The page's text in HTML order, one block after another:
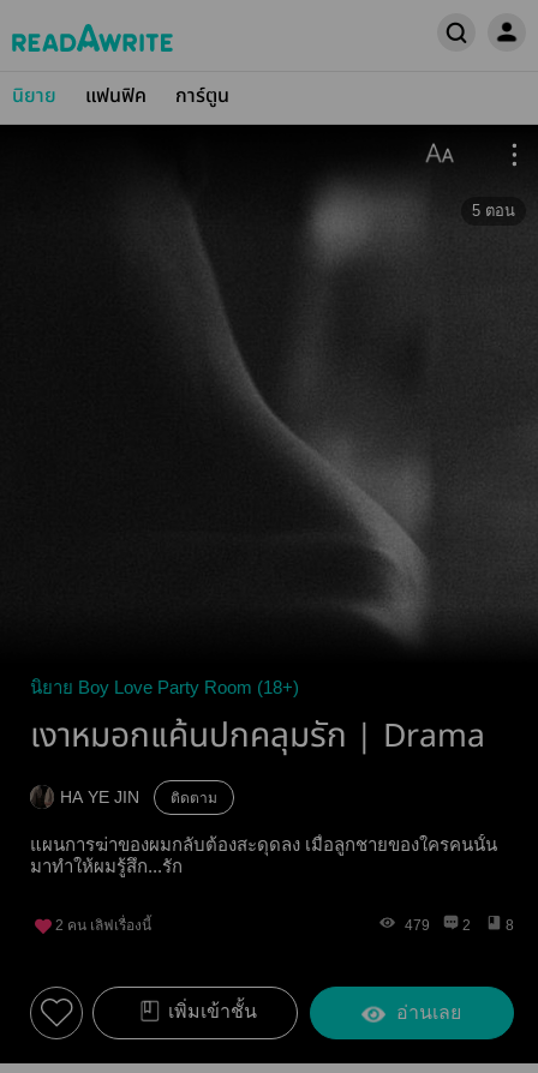
นิยาย แฟนฟิค การ์ตูน
5 ตอน
นิยาย Boy Love Party Room (18+)
เงาหมอกแค้นปกคลุมรัก | Drama
HA YE JIN ติดตาม
แผนการฆ่าของผมกลับต้องสะดุดลง เมื่อลูกชายของใครคนนั้น
มาทำให้ผมรู้สึก...รัก
2 คน เลิฟเรื่องนี้ 479 2 8
เพิ่มเข้าชั้น อ่านเลย